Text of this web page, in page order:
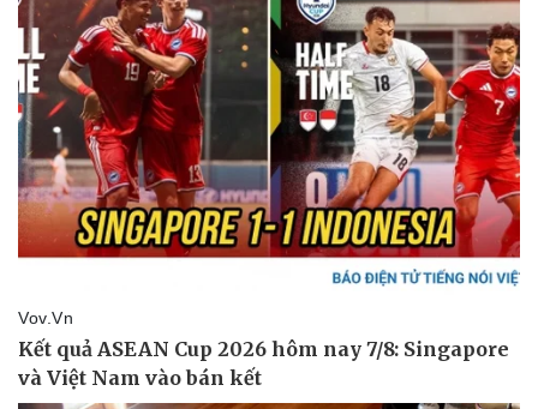
Pháp luật
Vụ án
Tư vấn luật
Quân sự - Quốc phòng
Vũ khí
Việt Nam